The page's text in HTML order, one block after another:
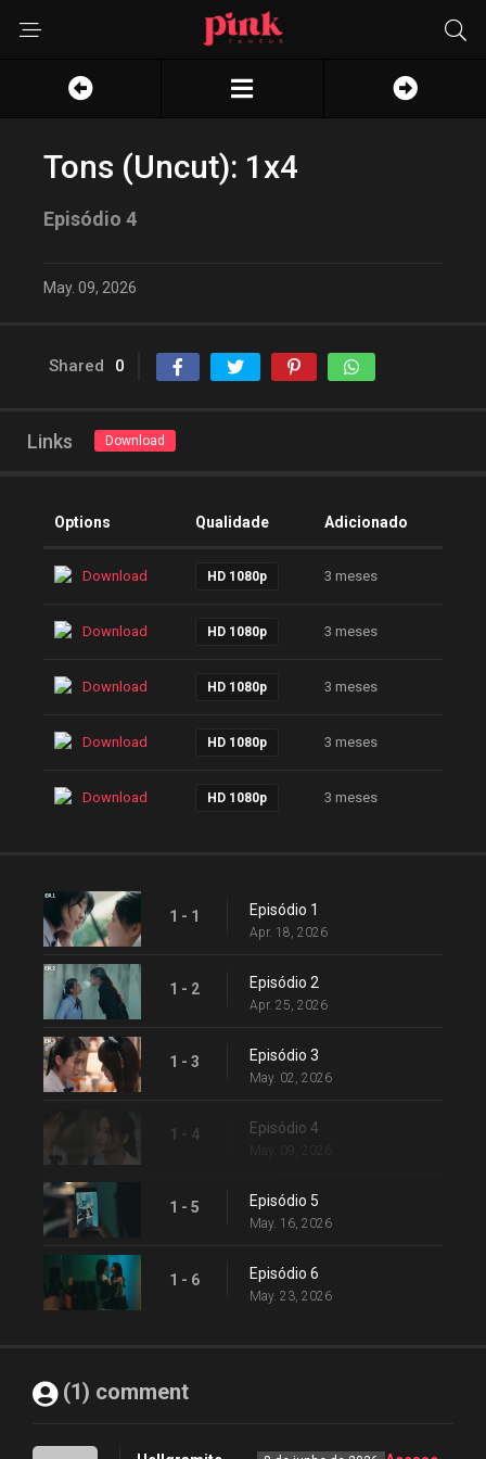
Tons (Uncut): 1x4
Episódio 4
May. 09, 2026
Shared 0
Links Download
Options Qualidade Adicionado
Download HD 1080p 3 meses
Download HD 1080p 3 meses
Download HD 1080p 3 meses
Download HD 1080p 3 meses
Download HD 1080p 3 meses
1 - 1 Episódio 1
Apr. 18, 2026
1 - 2 Episódio 2
Apr. 25, 2026
1 - 3 Episódio 3
May. 02, 2026
1 - 4 Episódio 4
1 - 5 Episódio 5
May. 16, 2026
1 - 6 Episódio 6
May. 23, 2026
(1) comment